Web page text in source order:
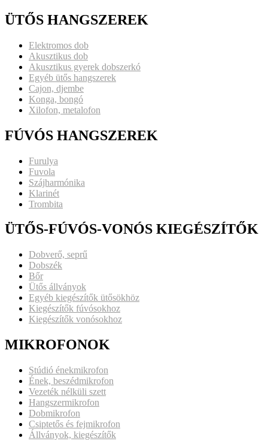
ÜTŐS HANGSZEREK
Elektromos dob
Akusztikus dob
Akusztikus gyerek dobszerkó
Egyéb ütős hangszerek
Cajon, djembe
Konga, bongó
Xilofon, metalofon
FÚVÓS HANGSZEREK
Furulya
Fuvola
Szájharmónika
Klarinét
Trombita
ÜTŐS-FÚVÓS-VONÓS KIEGÉSZÍTŐK
Dobverő, seprű
Dobszék
Bőr
Ütős állványok
Egyéb kiegészítők ütősökhöz
Kiegészítők fúvósokhoz
Kiegészítők vonósokhoz
MIKROFONOK
Stúdió énekmikrofon
Ének, beszédmikrofon
Vezeték nélküli szett
Hangszermikrofon
Dobmikrofon
Csiptetős és fejmikrofon
Állványok, kiegészítők